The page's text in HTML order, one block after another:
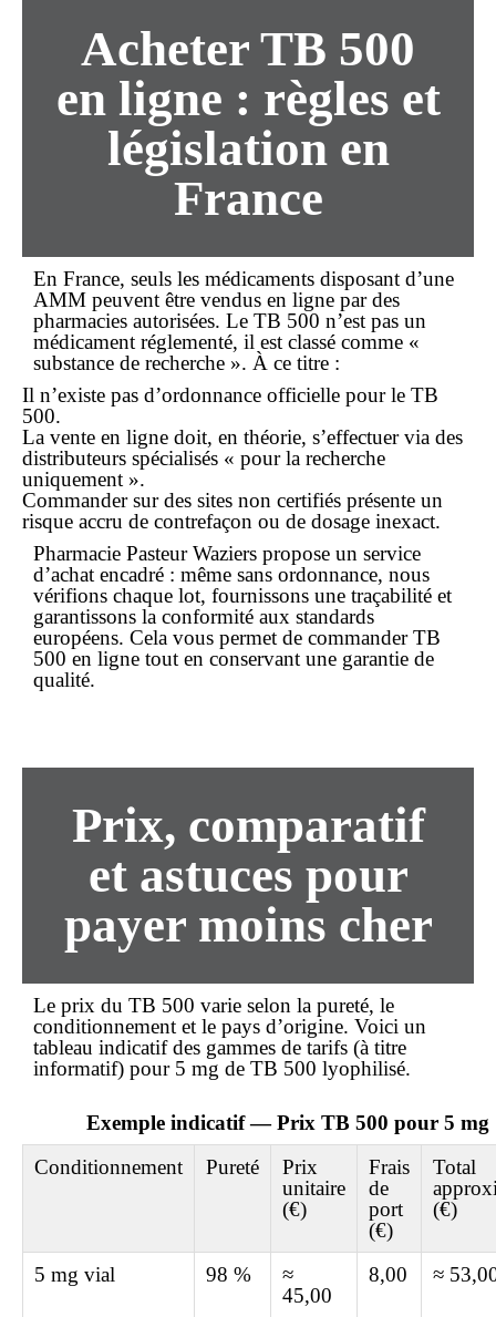
Acheter TB 500
en ligne : règles et
législation en
France
En France, seuls les médicaments disposant d’une
AMM peuvent être vendus en ligne par des
pharmacies autorisées. Le TB 500 n’est pas un
médicament réglementé, il est classé comme «
substance de recherche ». À ce titre :
Il n’existe pas d’ordonnance officielle pour le TB
500.
La vente en ligne doit, en théorie, s’effectuer via des
distributeurs spécialisés « pour la recherche
uniquement ».
Commander sur des sites non certifiés présente un
risque accru de contrefaçon ou de dosage inexact.
Pharmacie Pasteur Waziers propose un service
d’achat encadré : même sans ordonnance, nous
vérifions chaque lot, fournissons une traçabilité et
garantissons la conformité aux standards
européens. Cela vous permet de commander TB
500 en ligne tout en conservant une garantie de
qualité.
Prix, comparatif
et astuces pour
payer moins cher
Le prix du TB 500 varie selon la pureté, le
conditionnement et le pays d’origine. Voici un
tableau indicatif des gammes de tarifs (à titre
informatif) pour 5 mg de TB 500 lyophilisé.
Exemple indicatif — Prix TB 500 pour 5 mg
Conditionnement
Pureté
Prix
unitaire
(€)
Frais
de
port
(€)
Total
(€)
5 mg vial 98 %
≈
45,00
8,00 ≈